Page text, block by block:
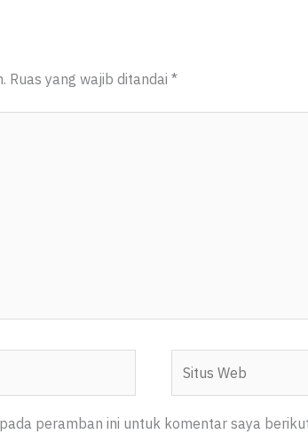
Ruas yang wajib ditandai*
Web
peramban ini untuk komentar saya